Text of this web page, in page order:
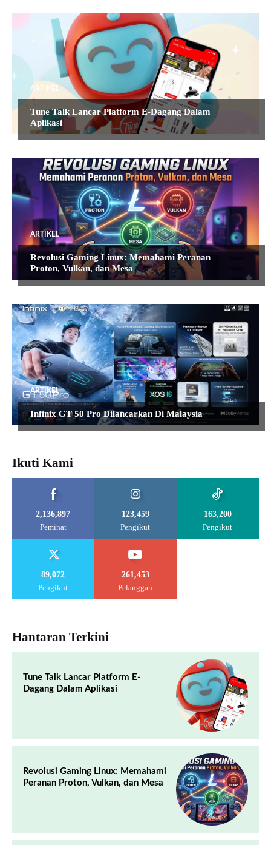
ARTIKEL
Tune Talk Lancar Platform E-Dagang Dalam
Aplikasi
ARTIKEL
Revolusi Gaming Linux: Memahami Peranan
Proton, Vulkan, dan Mesa
ARTIKEL
Infinix GT 50 Pro Dilancarkan Di Malaysia
Ikuti Kami
2,136,897
Peminat
123,459
Pengikut
163,200
Pengikut
89,072
Pengikut
261,453
Pelanggan
Hantaran Terkini
Tune Talk Lancar Platform E-
Dagang Dalam Aplikasi
Revolusi Gaming Linux: Memahami
Peranan Proton, Vulkan, dan Mesa